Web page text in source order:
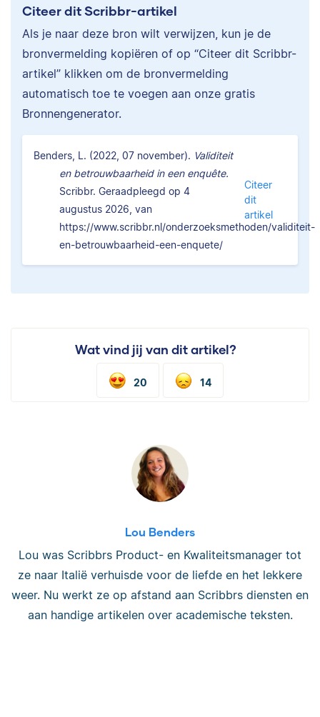
Citeer dit Scribbr-artikel
Als je naar deze bron wilt verwijzen, kun je de
bronvermelding kopiëren of op “Citeer dit Scribbr-
artikel” klikken om de bronvermelding
automatisch toe te voegen aan onze gratis
Bronnengenerator.
Benders, L. (2022, 07 november). Validiteit
en betrouwbaarheid in een enquête.
Scribbr. Geraadpleegd op 4
augustus 2026, van
https://www.scribbr.nl/onderzoeksmethoden/validiteit-
en-betrouwbaarheid-een-enquete/
Citeer
dit
artikel
Wat vind jij van dit artikel?
20 14
Lou Benders
Lou was Scribbrs Product- en Kwaliteitsmanager tot
ze naar Italië verhuisde voor de liefde en het lekkere
weer. Nu werkt ze op afstand aan Scribbrs diensten en
aan handige artikelen over academische teksten.